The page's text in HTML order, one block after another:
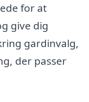
for at
give dig
gardinvalg,
der passer